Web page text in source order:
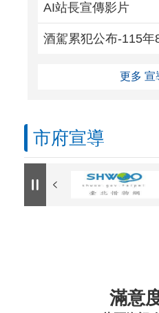
AI站長宣傳影片
酒駕累犯公布-115年
更多 宣
市府宣導
滿意